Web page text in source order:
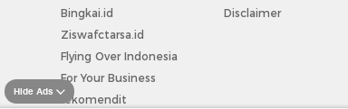
Bingkai.id
Ziswafctarsa.id
Flying Over Indonesia
For Your Business
rekomendit
Disclaimer
Hide Ads